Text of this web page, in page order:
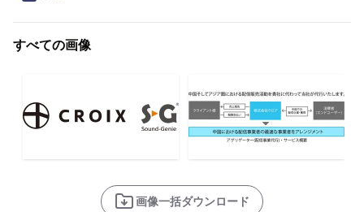
すべての画像
画像一括ダウンロード